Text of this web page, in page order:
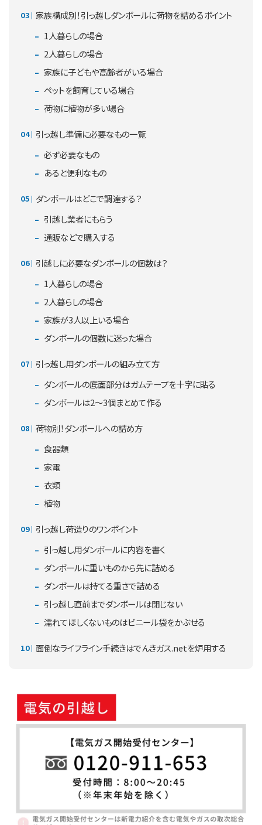
家族構成別！引っ越しダンボールに荷物を詰めるポイント
1人暮らしの場合
2人暮らしの場合
家族に子どもや高齢者がいる場合
ペットを飼育している場合
荷物に植物が多い場合
引っ越し準備に必要なもの一覧
必ず必要なもの
あると便利なもの
ダンボールはどこで調達する？
引越し業者にもらう
通販などで購入する
引越しに必要なダンボールの個数は？
1人暮らしの場合
2人暮らしの場合
家族が3人以上いる場合
ダンボールの個数に迷った場合
引っ越し用ダンボールの組み立て方
ダンボールの底面部分はガムテープを十字に貼る
ダンボールは2〜3個まとめて作る
荷物別！ダンボールへの詰め方
食器類
家電
衣類
植物
引っ越し荷造りのワンポイント
引っ越し用ダンボールに内容を書く
ダンボールに重いものから先に詰める
ダンボールは持てる重さで詰める
引っ越し直前までダンボールは閉じない
濡れてほしくないものはビニール袋をかぶせる
面倒なライフライン手続きはでんきガス.netを炉用する